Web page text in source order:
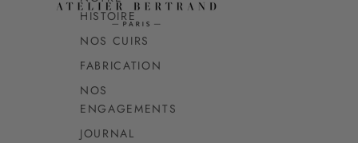
HISTOIRE
NOS CUIRS
FABRICATION
NOS
ENGAGEMENTS
JOURNAL